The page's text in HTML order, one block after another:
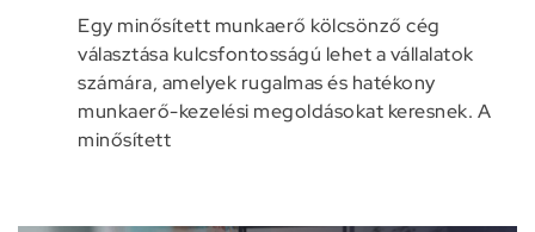
Egy minősített munkaerő kölcsönző cég
választása kulcsfontosságú lehet a vállalatok
számára, amelyek rugalmas és hatékony
munkaerő-kezelési megoldásokat keresnek. A
minősített